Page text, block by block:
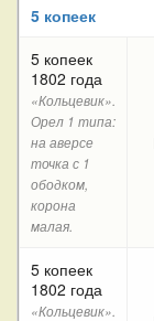
5 копеек
5 копеек
1802 года
«Кольцевик».
Орел 1 типа:
на аверсе
точка с 1
ободком,
корона
малая.
5 копеек
1802 года
«Кольцевик».